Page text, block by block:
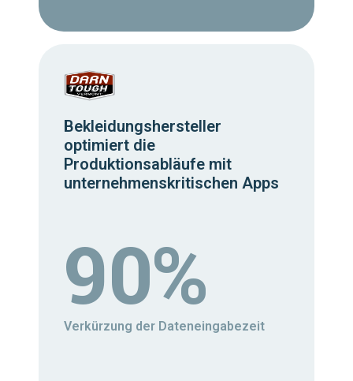
Bekleidungshersteller
optimiert die
Produktionsabläufe mit
unternehmenskritischen Apps
90%
Verkürzung der Dateneingabezeit